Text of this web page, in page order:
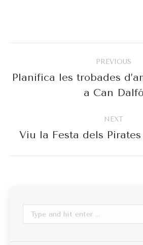
navigation
PREVIOUS
post:
Planifica les trobades
a Can Dalfó
NEXT
Next
Viu la Festa dels
Search: